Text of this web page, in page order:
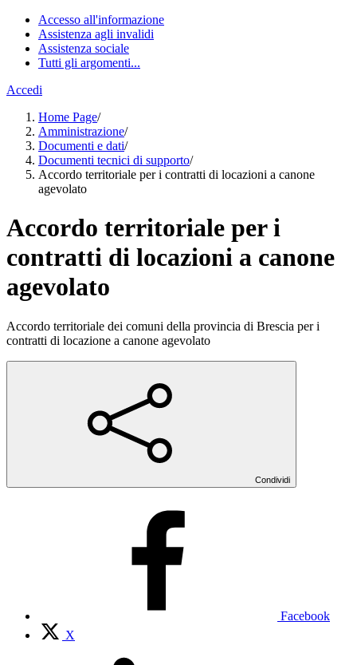
Accesso all'informazione
Assistenza agli invalidi
Assistenza sociale
Tutti gli argomenti...
Accedi
Home Page/
Amministrazione/
Documenti e dati/
Documenti tecnici di supporto/
Accordo territoriale per i contratti di locazioni a canone
agevolato
Accordo territoriale per i
contratti di locazioni a canone
agevolato
Accordo territoriale dei comuni della provincia di Brescia per i
contratti di locazione a canone agevolato
Condividi
Facebook
X